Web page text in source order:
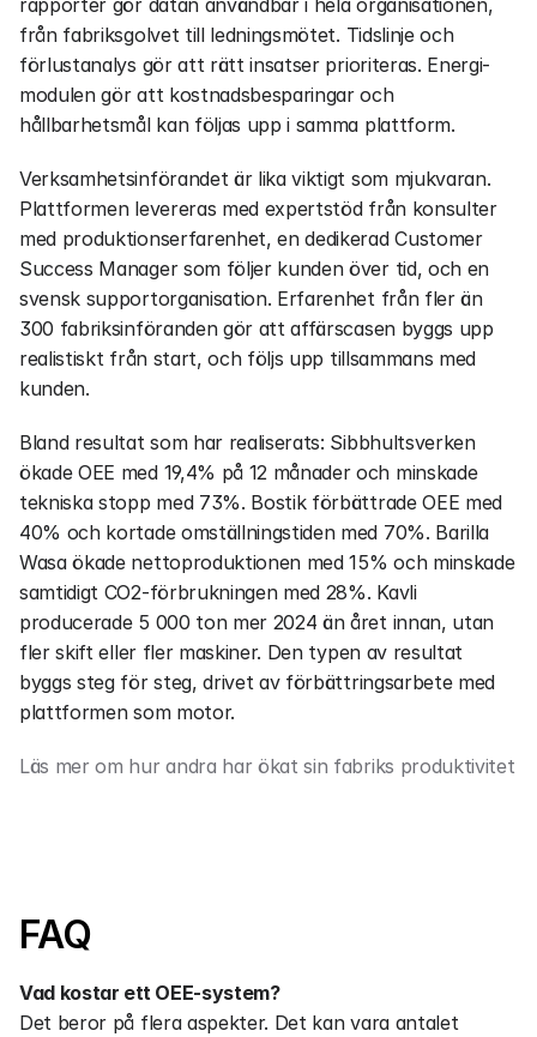
rapporter gör datan användbar i hela organisationen,
från fabriksgolvet till ledningsmötet. Tidslinje och
förlustanalys gör att rätt insatser prioriteras. Energi-
modulen gör att kostnadsbesparingar och
hållbarhetsmål kan följas upp i samma plattform.
Verksamhetsinförandet är lika viktigt som mjukvaran.
Plattformen levereras med expertstöd från konsulter
med produktionserfarenhet, en dedikerad Customer
Success Manager som följer kunden över tid, och en
svensk supportorganisation. Erfarenhet från fler än
300 fabriksinföranden gör att affärscasen byggs upp
realistiskt från start, och följs upp tillsammans med
kunden.
Bland resultat som har realiserats: Sibbhultsverken
ökade OEE med 19,4% på 12 månader och minskade
tekniska stopp med 73%. Bostik förbättrade OEE med
40% och kortade omställningstiden med 70%. Barilla
Wasa ökade nettoproduktionen med 15% och minskade
samtidigt CO2-förbrukningen med 28%. Kavli
producerade 5 000 ton mer 2024 än året innan, utan
fler skift eller fler maskiner. Den typen av resultat
byggs steg för steg, drivet av förbättringsarbete med
plattformen som motor.
Läs mer om hur andra har ökat sin fabriks produktivitet
FAQ
Vad kostar ett OEE-system?
Det beror på flera aspekter. Det kan vara antalet